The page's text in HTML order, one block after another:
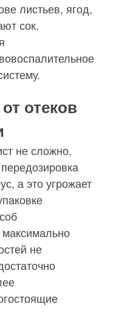
листьев, ягод,
сок.
отеков
не сложно,
а это угрожает
максимально
не